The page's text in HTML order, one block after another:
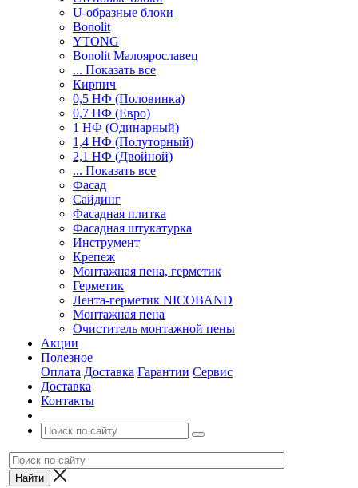
U-образные блоки
Bonolit
YTONG
Bonolit Малоярославец
... Показать все
Кирпич
0,5 НФ (Половинка)
0,7 НФ (Евро)
1 НФ (Одинарный)
1,4 НФ (Полуторный)
2,1 НФ (Двойной)
... Показать все
Фасад
Сайдинг
Фасадная плитка
Фасадная штукатурка
Инструмент
Крепеж
Монтажная пена, герметик
Герметик
Лента-герметик NICOBAND
Монтажная пена
Очиститель монтажной пены
Акции
Полезное
Оплата Доставка Гарантии Сервис
Доставка
Контакты